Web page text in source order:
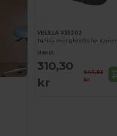
VELILLA V35202
Tunika med glidelås for damer
Nærst:
310,30
kr
647,93
kr